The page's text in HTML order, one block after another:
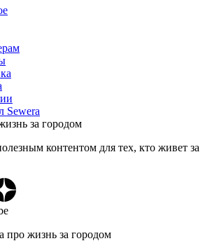
Sewera
за городом
контентом для тех, кто живет за
про жизнь за городом